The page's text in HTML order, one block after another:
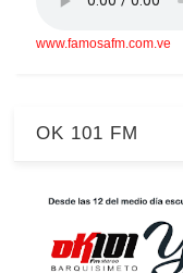
www.famosafm.com.ve
OK 101 FM